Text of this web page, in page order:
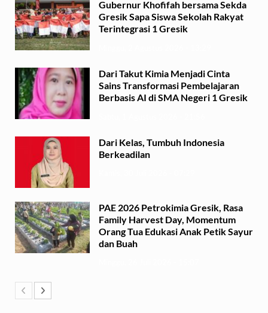
Gubernur Khofifah bersama Sekda
Gresik Sapa Siswa Sekolah Rakyat
Terintegrasi 1 Gresik
Dari Takut Kimia Menjadi Cinta
Sains Transformasi Pembelajaran
Berbasis AI di SMA Negeri 1 Gresik
Dari Kelas, Tumbuh Indonesia
Berkeadilan
PAE 2026 Petrokimia Gresik, Rasa
Family Harvest Day, Momentum
Orang Tua Edukasi Anak Petik Sayur
dan Buah